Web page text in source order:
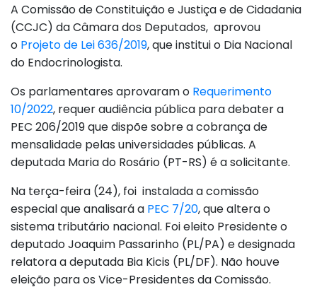
A Comissão de Constituição e Justiça e de Cidadania
(CCJC) da Câmara dos Deputados, aprovou
o Projeto de Lei 636/2019, que institui o Dia Nacional
do Endocrinologista.
Os parlamentares aprovaram o Requerimento
10/2022, requer audiência pública para debater a
PEC 206/2019 que dispõe sobre a cobrança de
mensalidade pelas universidades públicas. A
deputada Maria do Rosário (PT-RS) é a solicitante.
Na terça-feira (24), foi instalada a comissão
especial que analisará a PEC 7/20, que altera o
sistema tributário nacional. Foi eleito Presidente o
deputado Joaquim Passarinho (PL/PA) e designada
relatora a deputada Bia Kicis (PL/DF). Não houve
eleição para os Vice-Presidentes da Comissão.